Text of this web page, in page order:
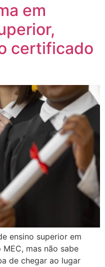
em
certificado
ensino superior em
mas não sabe
de chegar ao lugar